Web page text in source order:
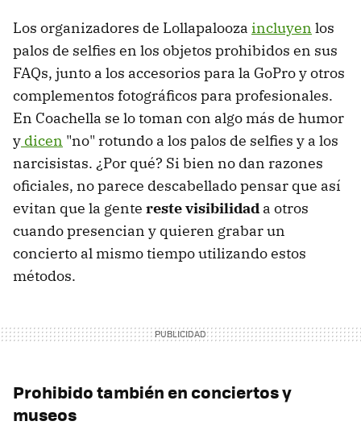
Los organizadores de Lollapalooza incluyen los
palos de selfies en los objetos prohibidos en sus
FAQs, junto a los accesorios para la GoPro y otros
complementos fotográficos para profesionales.
En Coachella se lo toman con algo más de humor
y dicen "no" rotundo a los palos de selfies y a los
narcisistas. ¿Por qué? Si bien no dan razones
oficiales, no parece descabellado pensar que así
evitan que la gente reste visibilidad a otros
cuando presencian y quieren grabar un
concierto al mismo tiempo utilizando estos
métodos.
Prohibido también en conciertos y
museos